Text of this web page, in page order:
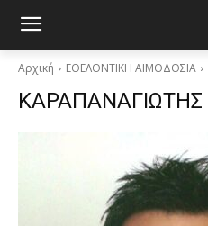
Αρχική ΕΘΕΛΟΝΤΙΚΗ ΑΙΜΟΔΟΣΙΑ
ΚΑΡΑΠΑΝΑΓΙΩΤΗΣ